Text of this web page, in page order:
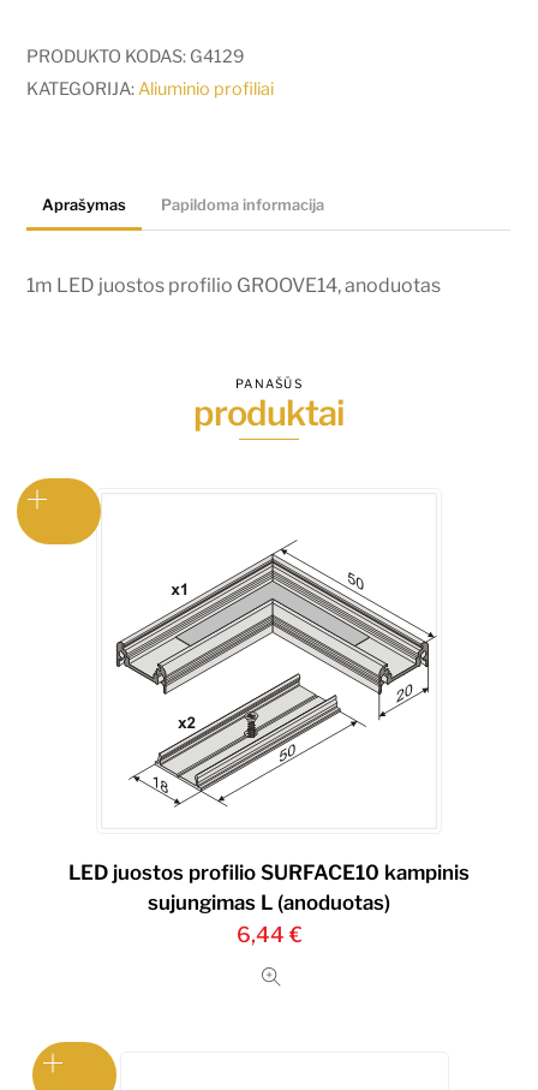
LED
juostos
PRODUKTO KODAS: G4129
KATEGORIJA:Aliuminio profiliai
Aprašymas Papildoma informacija
1m LED juostos profilio GROOVE14, anoduotas
PANAŠŪS
produktai
LED juostos profilio SURFACE10 kampinis
sujungimas L (anoduotas)
6,44 €